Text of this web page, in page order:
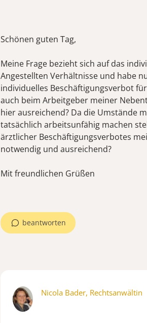
Schönen guten Tag,
Meine Frage bezieht sich auf das
Angestellten Verhältnisse und habe
individuelles Beschäftigungsverbot
auch beim Arbeitgeber meiner
hier ausreichend? Da die Umstände
tatsächlich arbeitsunfähig machen
ärztlicher Beschäftigungsverbotes
notwendig und ausreichend?
Mit freundlichen Grüßen
beantworten
Nicola Bader, Rechtsanwältin